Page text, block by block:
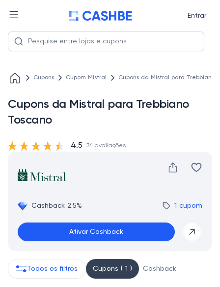
Entrar
Cupons Cupom Mistral Cupons da Mistral para Trebbiano
Cupons da Mistral para Trebbiano
Toscano
Cashback 2.5% 1 cupom
Ativar Cashback
4.5 34 avaliações
Todos os filtros Cupons ( 1 ) Cashback